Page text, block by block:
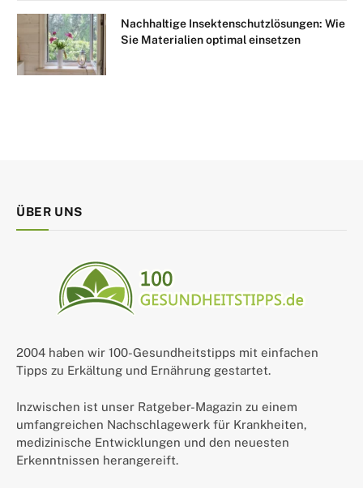
Nachhaltige Insektenschutzlösungen: Wie
Sie Materialien optimal einsetzen
ÜBER UNS
2004 haben wir 100-Gesundheitstipps mit einfachen
Tipps zu Erkältung und Ernährung gestartet.
Inzwischen ist unser Ratgeber-Magazin zu einem
umfangreichen Nachschlagewerk für Krankheiten,
medizinische Entwicklungen und den neuesten
Erkenntnissen herangereift.